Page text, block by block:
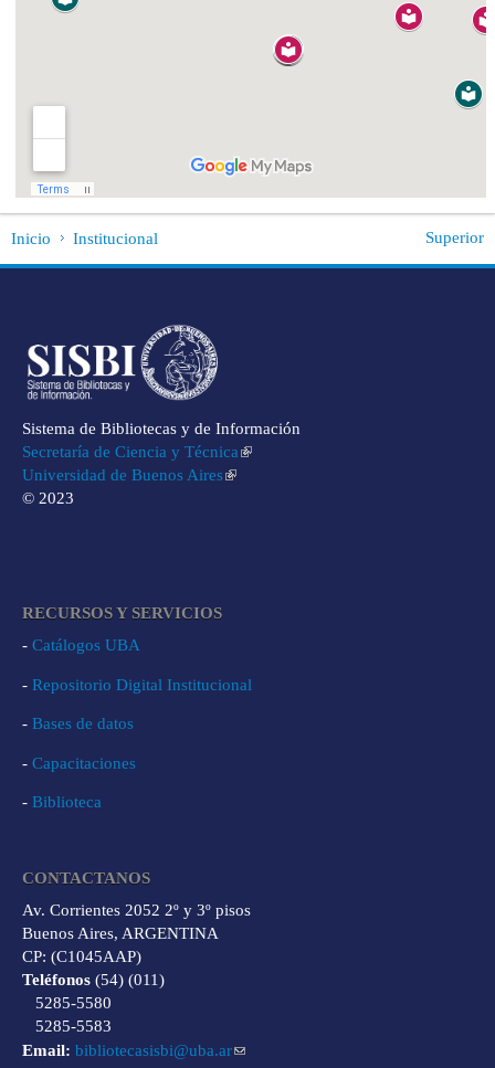
Inicio Institucional Superior
Sistema de Bibliotecas y de Información
Secretaría de Ciencia y Técnica
Universidad de Buenos Aires
© 2023
RECURSOS Y SERVICIOS
- Catálogos UBA
- Repositorio Digital Institucional
- Bases de datos
- Capacitaciones
- Biblioteca
CONTACTANOS
Av. Corrientes 2052 2º y 3º pisos
Buenos Aires, ARGENTINA
CP: (C1045AAP)
Teléfonos (54) (011)
5285-5580
5285-5583
Email: bibliotecasisbi@uba.ar